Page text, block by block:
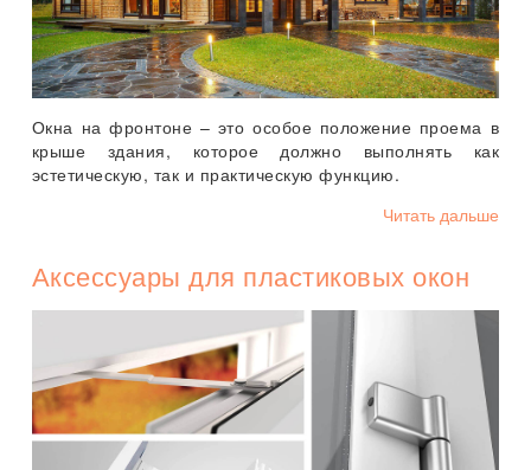
Окна на фронтоне – это особое положение проема в
крыше здания, которое должно выполнять как
эстетическую, так и практическую функцию.
Читать дальше
Аксессуары для пластиковых окон